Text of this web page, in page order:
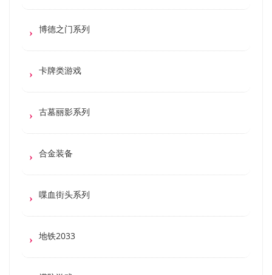
博德之门系列
卡牌类游戏
古墓丽影系列
合金装备
喋血街头系列
地铁2033